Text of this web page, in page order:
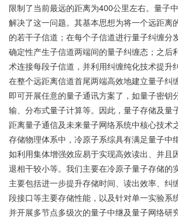
限制了当前最远的距离为400公里左右。量子
解决了这一问题。其基本思想为将一个远距离
的若干子信道；在每个子信道进行量子纠缠分
确定性产生子信道两端间的量子纠缠态；之后
术连接每段子信道，并利用纠缠纯化技术提升
在整个远距离信道首尾两端高效地建立量子纠
即可开展任意的量子通讯方案了，如量子密钥
输、分布式量子计算等。因此，量子存储及量
距离量子通信及未来量子网络系统中核心技术
存储物理体系中，冷原子系综具有满足量子中
如利用集体增强效应易于实现高效读出、并且
退相干较小等。我们主要在冷原子量子存储的
主要包括进一步提升存储时间、读出效率、纠
段接口等主要存储性能，以及针对单一实验系
并开展多节点多级次的量子中继及量子网络研